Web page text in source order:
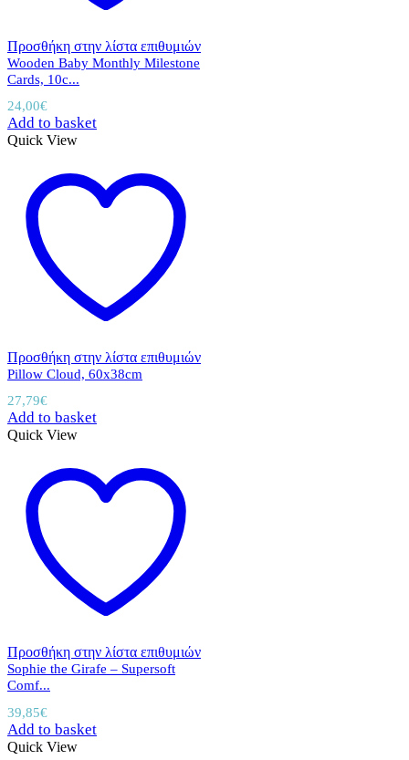
Προσθήκη στην λίστα επιθυμιών
Wooden Baby Monthly Milestone
Cards, 10c...
24,00€
Add to basket
Quick View
Προσθήκη στην λίστα επιθυμιών
Pillow Cloud, 60x38cm
27,79€
Add to basket
Quick View
Προσθήκη στην λίστα επιθυμιών
Sophie the Girafe – Supersoft
Comf...
39,85€
Add to basket
Quick View